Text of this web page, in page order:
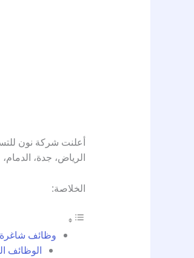
الرياض، جدة،
الخلاصة:
وظائف
الوظائف